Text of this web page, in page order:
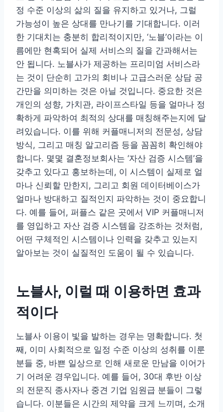
정 수준 이상의 삶의 질을 유지하고 있거나, 그럴
가능성이 높은 상대를 만나기를 기대합니다. 이러
한 기대치는 충분히 합리적이지만, ‘노블’이라는 이
름에만 현혹되어 실제 서비스의 질을 간과해서는
안 됩니다. 노블사가 제공하는 프리미엄 서비스라
는 것이 단순히 고가의 회비나 고급스러운 상담 공
간만을 의미하는 것은 아닐 것입니다. 중요한 것은
개인의 성향, 가치관, 라이프스타일 등을 얼마나 정
확하게 파악하여 최적의 상대를 매칭해주는지에 달
려있습니다. 이를 위해 커플매니저의 전문성, 상담
방식, 그리고 매칭 알고리즘 등을 꼼꼼히 확인해야
합니다. 몇몇 결혼정보회사는 ‘자산 검증 시스템’을
갖추고 있다고 홍보하는데, 이 시스템이 실제로 얼
마나 신뢰할 만한지, 그리고 회원 데이터베이스가
얼마나 방대하고 질적인지 파악하는 것이 중요합니
다. 예를 들어, 퍼플스 같은 곳에서 VIP 커플매니저
를 영입하고 자산 검증 시스템을 강조하는 것처럼,
어떤 구체적인 시스템이나 인력을 갖추고 있는지
알아보는 것이 실질적인 도움이 될 수 있습니다.
노블사, 이럴 때 이용하면 효과
적이다
노블사 이용이 빛을 발하는 경우는 명확합니다. 첫
째, 이미 사회적으로 일정 수준 이상의 성취를 이룬
분들 중, 바쁜 일상으로 인해 새로운 만남을 이어가
기 어려운 경우입니다. 예를 들어, 30대 후반 이상
의 전문직 종사자나 중견 기업 임원급 분들이 그렇
습니다. 이분들은 시간의 제약을 크게 느끼며, 소개